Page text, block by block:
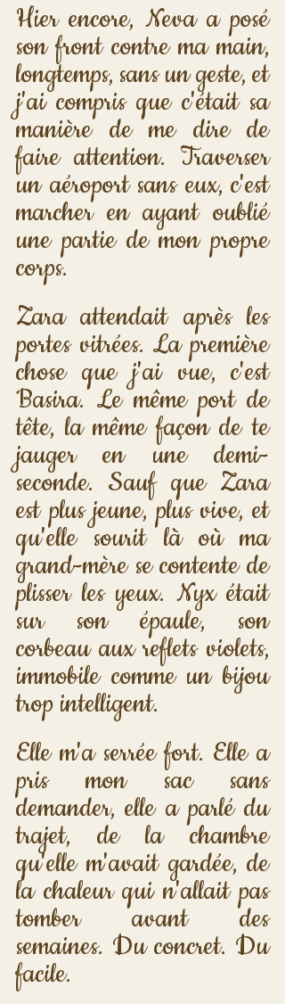
Hier encore, Neva a posé
son front contre ma main,
longtemps, sans un geste, et
j'ai compris que c'était sa
manière de me dire de
faire attention. Traverser
un aéroport sans eux, c'est
marcher en ayant oublié
une partie de mon propre
corps.
Zara attendait après les
portes vitrées. La première
chose que j'ai vue, c'est
Basira. Le même port de
tête, la même façon de te
jauger en une demi-
seconde. Sauf que Zara
est plus jeune, plus vive, et
qu'elle sourit là où ma
grand-mère se contente de
plisser les yeux. Nyx était
sur son épaule, son
corbeau aux reflets violets,
immobile comme un bijou
trop intelligent.
Elle m'a serrée fort. Elle a
pris mon sac sans
demander, elle a parlé du
trajet, de la chambre
qu'elle m'avait gardée, de
la chaleur qui n'allait pas
tomber avant des
semaines. Du concret. Du
facile.